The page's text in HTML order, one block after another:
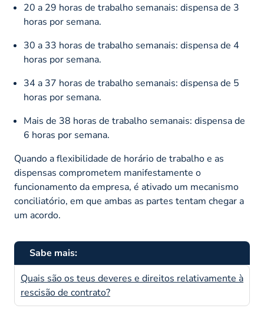
20 a 29 horas de trabalho semanais: dispensa de 3
horas por semana.
30 a 33 horas de trabalho semanais: dispensa de 4
horas por semana.
34 a 37 horas de trabalho semanais: dispensa de 5
horas por semana.
Mais de 38 horas de trabalho semanais: dispensa de
6 horas por semana.
Quando a flexibilidade de horário de trabalho e as
dispensas comprometem manifestamente o
funcionamento da empresa, é ativado um mecanismo
conciliatório, em que ambas as partes tentam chegar a
um acordo.
Sabe mais:
Quais são os teus deveres e direitos relativamente à
rescisão de contrato?